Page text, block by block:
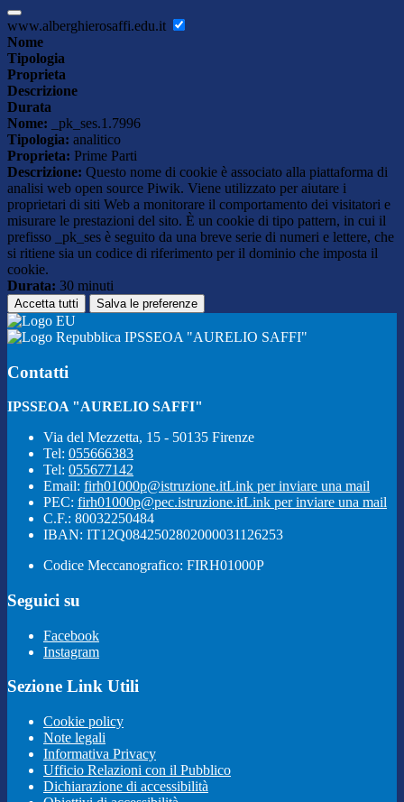
www.alberghierosaffi.edu.it
Nome
Tipologia
Proprieta
Descrizione
Durata
Nome: _pk_ses.1.7996
Tipologia: analitico
Proprieta: Prime Parti
Descrizione: Questo nome di cookie è associato alla piattaforma di
analisi web open source Piwik. Viene utilizzato per aiutare i
proprietari di siti Web a monitorare il comportamento dei visitatori e
misurare le prestazioni del sito. È un cookie di tipo pattern, in cui il
prefisso _pk_ses è seguito da una breve serie di numeri e lettere, che
si ritiene sia un codice di riferimento per il dominio che imposta il
cookie.
Durata: 30 minuti
Accetta tutti Salva le preferenze
IPSSEOA "AURELIO SAFFI"
Contatti
IPSSEOA "AURELIO SAFFI"
Via del Mezzetta, 15 - 50135 Firenze
Tel: 055666383
Tel: 055677142
Email: firh01000p@istruzione.itLink per inviare una mail
PEC: firh01000p@pec.istruzione.itLink per inviare una mail
C.F.: 80032250484
IBAN: IT12Q0842502802000031126253
Codice Meccanografico: FIRH01000P
Seguici su
Facebook
Instagram
Sezione Link Utili
Cookie policy
Note legali
Informativa Privacy
Ufficio Relazioni con il Pubblico
Dichiarazione di accessibilità